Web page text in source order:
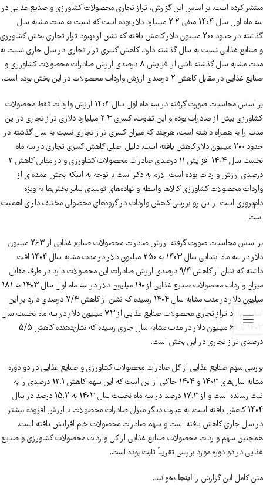
منتشر کرده است. بر اساس این گزارش، تراز تجاری محصولات کشاورزی و صنایع غذایی در
سه ماه اول سال 1404 منفی 2.2 میلیارد دلار بوده است که نسبت به مدت مشابه سال
گذشته در حدود 200 میلیون دلار کاهش یافته که نشان از بهبود تراز تجاری بخش کشاورزی
و صنایع غذایی نسبت به سال گذشته دارد. کاهش کسری تراز تجاری در سال جاری نسبت به
مدت مشابه سال گذشته ناشی از افزایش 8 درصدی ارزش صادرات محصولات کشاورزی و
صنایع غذایی در مقابل کاهش 2 درصدی ارزش واردات محصولات در این بخش بوده است.
بر اساس محاسبات صورت گرفته در سه ماه اول سال 1404 ارزش واردات فقط محصولات
کشاورزی بیش از صادرات بوده و این تفاوت، کسری 2.3 میلیارد دلاری تراز تجاری در این
مدت را به همراه داشته است، هرچند که میزان کسری تراز تجاری نسبت به سال گذشته در
حدود 200 میلیون دلار کاهش یافته است. دلیل اصلی کاهش کسری تجاری در سه ماه
نخست سال 1404 افزایش 11 درصدی صادرات محصولات کشاورزی و در مقابل کاهش 2
درصدی ارزش واردات بوده است. لازم به ذکر است با توجه به اینکه بخش عمده‌ای از
واردات محصولات کشاورزی کالاها واسطه و نهاده‌های تولیدی سایر بخش‌ها به ویژه
دام‌پروری است از این رو بررسی کاهش واردات در گروه‌های محصولی مختلف دارای اهمیت
است.
بر اساس محاسبات صورت گرفته ارزش صادرات محصولات صنایع غذایی از 263 میلیون
دلار در سه ماه ابتدایی سال 1403 به 250 میلیون دلار در مدت مشابه سال 1404 افت
داشته که نشان از کاهش 9/4 درصدی ارزش صادرات این محصولات دارد در طرف مقابل
میزان واردات محصولات صنایع غذایی از 190 میلیون دلار در سه ماه اول سال 1403 به 181
میلیون دلار در مدت مشابه سال 1404 رسیده که نشان از کاهش 7/4 درصدی دارد بر این
اساس مازاد تراز تجاری محصولات صنایع غذایی از 73 میلیون دلار در سه ماه نخست سال
1403 به 69 میلیون دلار در مدت مشابه سال جاری رسیده که نشان‌دهنده کاهش 5/5
درصدی تراز تجاری در این بخش است.
بررسی سهم صنایع غذایی از کل صادرات محصولات کشاورزی و صنایع غذایی در دو دوره
مشابه سال‌های 1403 و 1404 حاکی از این است که این سهم کاهش 12.1 درصدی را به
ثبت رسانده است و از 17.3 درصد در سه ماه نخست سال 1403 به 15.2 درصد در سال
1404 کاهش یافته است. به عبارت دیگر میزان صادرات محصولات با ارزش افزوده بیشتر
در سال جاری کاهش یافته است و سهم صادرات محصولات خام افزایش یافته است.
همچنین سهم واردات محصولات صنایع غذایی از کل واردات محصولات کشاورزی و صنایع
غذایی در دو دوره مورد بررسی تقریباً ثابت بوده است.
متن کامل این گزارش را اینجا بخوانید.